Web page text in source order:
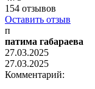
154 отзывов
Оставить отзыв
п
патима габараева
27.03.2025
27.03.2025
Комментарий: